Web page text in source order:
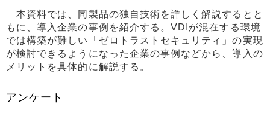
本資料では、同製品の独自技術を詳しく解説するとと
もに、導入企業の事例を紹介する。VDIが混在する環境
では構築が難しい「ゼロトラストセキュリティ」の実現
が検討できるようになった企業の事例などから、導入の
メリットを具体的に解説する。
アンケート